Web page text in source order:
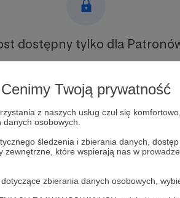
Cenimy Twoją prywatność
z naszych usług czuł się
osobowych.
śledzenia i zbierania danych,
które wspierają nas w
zbierania danych osobowych,
dostępny tylko dla
Zaloguj się